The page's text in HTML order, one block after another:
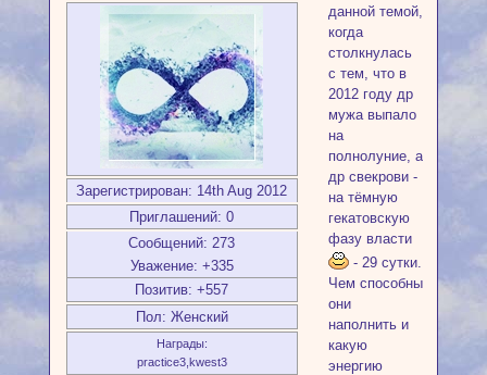
Зарегистрирован: 14th Aug 2012
Приглашений: 0
Сообщений: 273
Уважение: +335
Позитив: +557
Пол: Женский
Награды:
practice3,kwest3
данной темой,
когда
столкнулась
с тем, что в
2012 году др
мужа выпало
на
полнолуние, а
др свекрови -
на тёмную
гекатовскую
фазу власти
- 29 сутки.
Чем способны
они
наполнить и
какую
энергию